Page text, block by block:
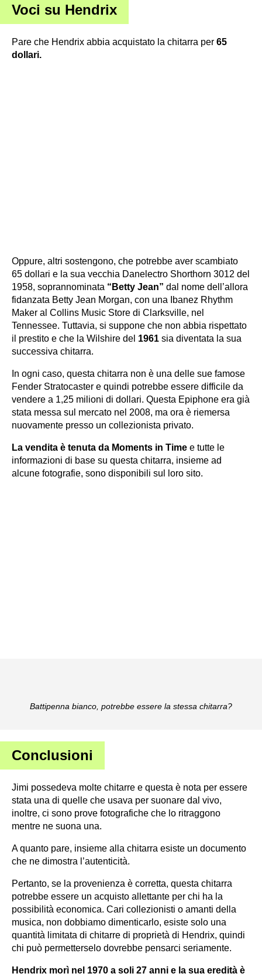
Voci su Hendrix
Pare che Hendrix abbia acquistato la chitarra per 65
dollari.
Oppure, altri sostengono, che potrebbe aver scambiato
65 dollari e la sua vecchia Danelectro Shorthorn 3012 del
1958, soprannominata “Betty Jean” dal nome dell’allora
fidanzata Betty Jean Morgan, con una Ibanez Rhythm
Maker al Collins Music Store di Clarksville, nel
Tennessee. Tuttavia, si suppone che non abbia rispettato
il prestito e che la Wilshire del 1961 sia diventata la sua
successiva chitarra.
In ogni caso, questa chitarra non è una delle sue famose
Fender Stratocaster e quindi potrebbe essere difficile da
vendere a 1,25 milioni di dollari. Questa Epiphone era già
stata messa sul mercato nel 2008, ma ora è riemersa
nuovamente presso un collezionista privato.
La vendita è tenuta da Moments in Time e tutte le
informazioni di base su questa chitarra, insieme ad
alcune fotografie, sono disponibili sul loro sito.
Battipenna bianco, potrebbe essere la stessa chitarra?
Conclusioni
Jimi possedeva molte chitarre e questa è nota per essere
stata una di quelle che usava per suonare dal vivo,
inoltre, ci sono prove fotografiche che lo ritraggono
mentre ne suona una.
A quanto pare, insieme alla chitarra esiste un documento
che ne dimostra l’autenticità.
Pertanto, se la provenienza è corretta, questa chitarra
potrebbe essere un acquisto allettante per chi ha la
possibilità economica. Cari collezionisti o amanti della
musica, non dobbiamo dimenticarlo, esiste solo una
quantità limitata di chitarre di proprietà di Hendrix, quindi
chi può permetterselo dovrebbe pensarci seriamente.
Hendrix morì nel 1970 a soli 27 anni e la sua eredità è